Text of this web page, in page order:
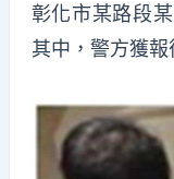
彰化市某路段
其中，警方獲報